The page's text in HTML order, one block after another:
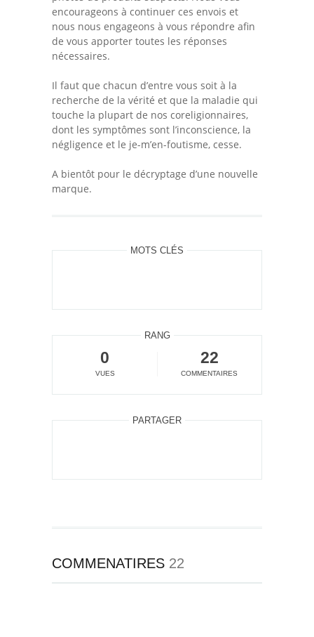
encourageons à continuer ces envois et
nous nous engageons à vous répondre afin
de vous apporter toutes les réponses
nécessaires.
Il faut que chacun d’entre vous soit à la
recherche de la vérité et que la maladie qui
touche la plupart de nos coreligionnaires,
dont les symptômes sont l’inconscience, la
négligence et le je-m’en-foutisme, cesse.
A bientôt pour le décryptage d’une nouvelle
marque.
MOTS CLÉS
RANG
0
VUES
22
COMMENTAIRES
PARTAGER
COMMENATIRES 22